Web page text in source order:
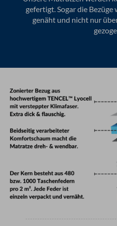
gefertigt. Sogar die
genäht und nicht nur